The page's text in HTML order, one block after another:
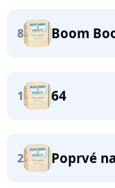
8 Boom
1 64
2 Poprvé